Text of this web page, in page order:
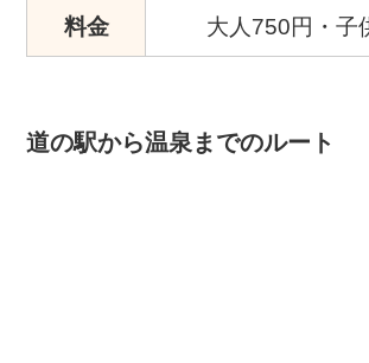
料金 大人750円・子
道の駅から温泉までのルート